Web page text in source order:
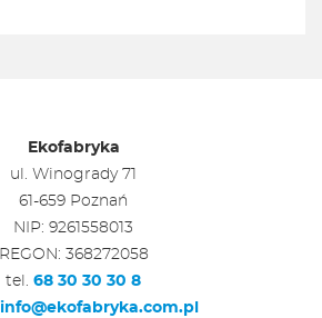
Ekofabryka
ul. Winogrady 71
61-659 Poznań
NIP: 9261558013
REGON: 368272058
tel. 68 30 30 30 8
info@ekofabryka.com.pl